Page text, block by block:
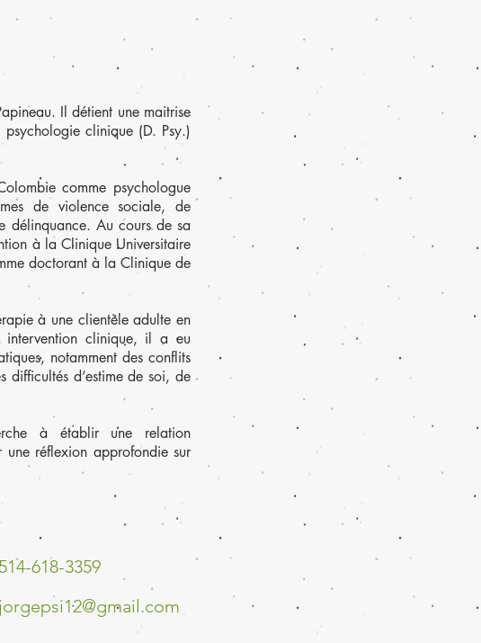
Il détient une maitrise
clinique (D. Psy.)
comme psychologue
de violence sociale, de
délinquance. Au cours de sa
à la Clinique Universitaire
doctorant à la Clinique de
à une clientèle adulte en
intervention clinique, il a eu
notamment des conflits
difficultés d’estime de soi, de
à établir une relation
une réflexion approfondie sur
514-618-3359
jorgepsi12@gmail.com